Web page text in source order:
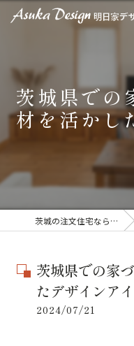
茨城県での
材を活かし
茨城の注文住宅なら明日家デザイン工房
茨城県での家
たデザインア
2024/07/21